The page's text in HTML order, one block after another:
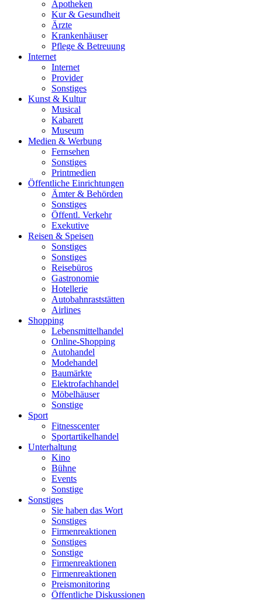
Apotheken
Kur & Gesundheit
Ärzte
Krankenhäuser
Pflege & Betreuung
Internet
Internet
Provider
Sonstiges
Kunst & Kultur
Musical
Kabarett
Museum
Medien & Werbung
Fernsehen
Sonstiges
Printmedien
Öffentliche Einrichtungen
Ämter & Behörden
Sonstiges
Öffentl. Verkehr
Exekutive
Reisen & Speisen
Sonstiges
Sonstiges
Reisebüros
Gastronomie
Hotellerie
Autobahnraststätten
Airlines
Shopping
Lebensmittelhandel
Online-Shopping
Autohandel
Modehandel
Baumärkte
Elektrofachhandel
Möbelhäuser
Sonstige
Sport
Fitnesscenter
Sportartikelhandel
Unterhaltung
Kino
Bühne
Events
Sonstige
Sonstiges
Sie haben das Wort
Sonstiges
Firmenreaktionen
Sonstiges
Sonstige
Firmenreaktionen
Firmenreaktionen
Preismonitoring
Öffentliche Diskussionen